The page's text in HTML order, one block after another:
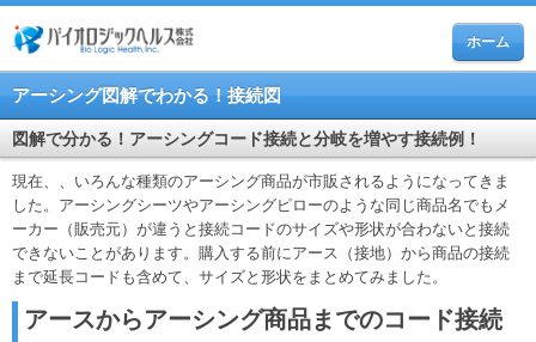
ホーム
アーシング図解でわかる！接続図
図解で分かる！アーシングコード接続と分岐を増やす接続例！
現在、、いろんな種類のアーシング商品が市販されるようになってきま
した。アーシングシーツやアーシングピローのような同じ商品名でもメ
ーカー（販売元）が違うと接続コードのサイズや形状が合わないと接続
できないことがあります。購入する前にアース（接地）から商品の接続
まで延長コードも含めて、サイズと形状をまとめてみました。
アースからアーシング商品までのコード接続